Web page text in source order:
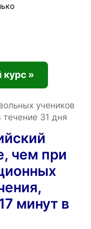
»
учеников
течение 31 дня
чем при
минут в